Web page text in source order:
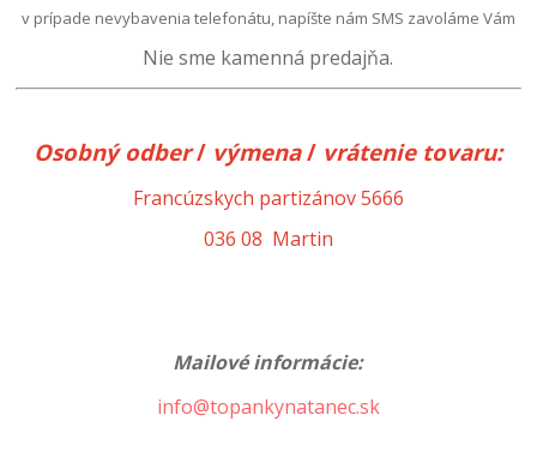
v prípade nevybavenia telefonátu, napíšte nám SMS zavoláme Vám
Nie sme kamenná predajňa.
Osobný odber/ výmena/ vrátenie tovaru:
Francúzskych partizánov 5666
036 08 Martin
Mailové informácie:
info@topankynatanec.sk